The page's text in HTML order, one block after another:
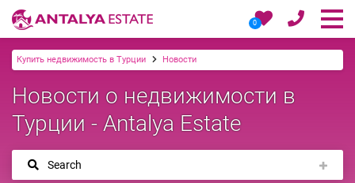
0
Купить недвижимость в Турции Новости
Новости о недвижимости в
Турции - Antalya Estate
Search